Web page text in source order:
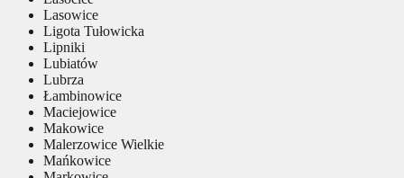
Lasowice
Ligota Tułowicka
Lipniki
Lubiatów
Lubrza
Łambinowice
Maciejowice
Makowice
Malerzowice Wielkie
Mańkowice